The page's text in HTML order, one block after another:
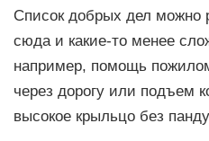
Список добрых дел можно
сюда и какие-то менее
например, помощь
через дорогу или подъем
высокое крыльцо без